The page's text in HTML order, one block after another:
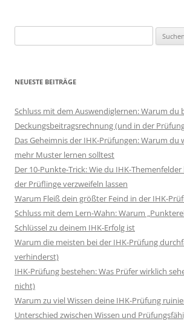
nach:
NEUESTE BEITRÄGE
Schluss mit dem Auswendiglernen: Warum du
Deckungsbeitragsrechnung (und in der
Das Geheimnis der IHK-Prüfungen: Warum du
mehr Muster lernen solltest
Der 10-Punkte-Trick: Wie du IHK-Themenfelder
der Prüflinge verzweifeln lassen
Warum Fleiß dein größter Feind in der IHK-
Schluss mit dem Lern-Wahn: Warum
Schlüssel zu deinem IHK-Erfolg ist
Warum die meisten bei der IHK-Prüfung
verhinderst)
IHK-Prüfung bestehen: Was Prüfer wirklich
nicht)
Warum zu viel Wissen deine IHK-Prüfung
Unterschied zwischen Wissen und